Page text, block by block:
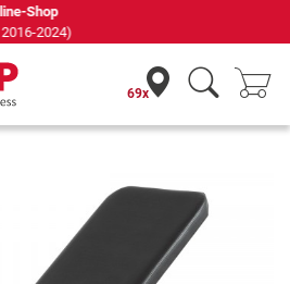
Ihr Experte für Heimfitness
69x